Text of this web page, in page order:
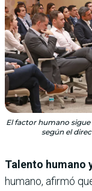
El factor humano
según el
Talento humano
humano, afirmó